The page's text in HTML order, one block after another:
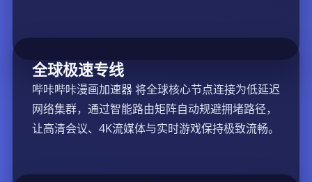
全球极速专线
哔咔哔咔漫画加速器 将全球核心节点连接为低延迟
网络集群，通过智能路由矩阵自动规避拥堵路径，
让高清会议、4K流媒体与实时游戏保持极致流畅。